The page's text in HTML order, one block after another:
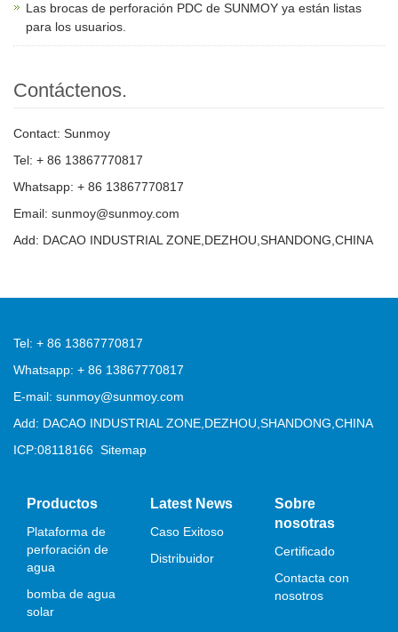
Las brocas de perforación PDC de SUNMOY ya están listas
para los usuarios.
Contáctenos.
Contact: Sunmoy
Tel: + 86 13867770817
Whatsapp: + 86 13867770817
Email: sunmoy@sunmoy.com
Add: DACAO INDUSTRIAL ZONE,DEZHOU,SHANDONG,CHINA
Tel: + 86 13867770817
Whatsapp: + 86 13867770817
E-mail: sunmoy@sunmoy.com
Add: DACAO INDUSTRIAL ZONE,DEZHOU,SHANDONG,CHINA
ICP:08118166 Sitemap
Productos
Plataforma de
perforación de
agua
bomba de agua
solar
Latest News
Caso Exitoso
Distribuidor
Sobre
nosotras
Certificado
Contacta con
nosotros